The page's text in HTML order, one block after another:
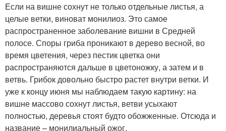
Если на вишне сохнут не только отдельные листья, а
целые ветки, виноват монилиоз. Это самое
распространенное заболевание вишни в Средней
полосе. Споры гриба проникают в дерево весной, во
время цветения, через пестик цветка они
распространяются дальше в цветоножку, а затем и в
ветвь. Грибок довольно быстро растет внутри ветки. И
уже к концу июня мы наблюдаем такую картину: на
вишне массово сохнут листья, ветви усыхают
полностью, деревья стоят будто обожженные. Отсюда и
название – монилиальный ожог.